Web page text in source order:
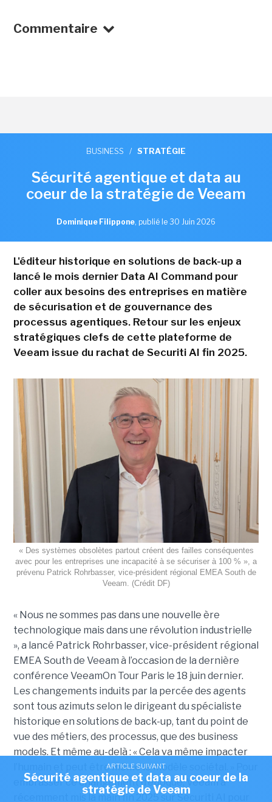
Commentaire
ARTICLE SUIVANT
Sécurité agentique et data au coeur de la
stratégie de Veeam
BUSINESS / STRATÉGIE
Sécurité agentique et data au
coeur de la stratégie de Veeam
Dominique Filippone, publié le 30 Juin 2026
L'éditeur historique en solutions de back-up a
lancé le mois dernier Data AI Command pour
coller aux besoins des entreprises en matière
de sécurisation et de gouvernance des
processus agentiques. Retour sur les enjeux
stratégiques clefs de cette plateforme de
Veeam issue du rachat de Securiti AI fin 2025.
« Des systèmes obsolètes partout créent des failles conséquentes
avec pour les entreprises une incapacité à se sécuriser à 100 % », a
prévenu Patrick Rohrbasser, vice-président régional EMEA South de
Veeam. (Crédit DF)
« Nous ne sommes pas dans une nouvelle ère
technologique mais dans une révolution industrielle
», a lancé Patrick Rohrbasser, vice-président régional
EMEA South de Veeam à l’occasion de la dernière
conférence VeeamOn Tour Paris le 18 juin dernier.
Les changements induits par la percée des agents
sont tous azimuts selon le dirigeant du spécialiste
historique en solutions de back-up, tant du point de
vue des métiers, des processus, que des business
models. Et même au-delà : « Cela va même impacter
l’humain et peut être même le modèle sociétal. » Pour
embrasser ce changement d’époque, Veeam a
récemment mis la main fin 2025 sur Securiti AI pour